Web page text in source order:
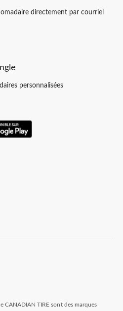
directement par courriel
personnalisées
CANADIAN TIRE sont des marques